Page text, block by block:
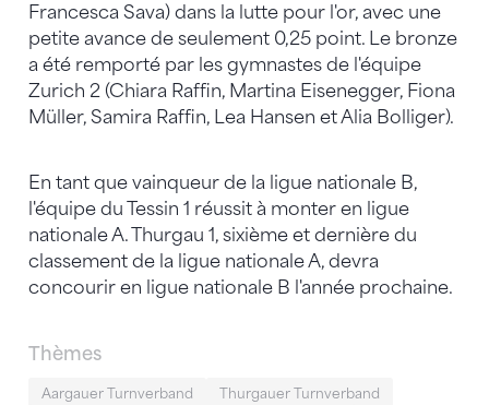
Francesca Sava) dans la lutte pour l'or, avec une
petite avance de seulement 0,25 point. Le bronze
a été remporté par les gymnastes de l'équipe
Zurich 2 (Chiara Raffin, Martina Eisenegger, Fiona
Müller, Samira Raffin, Lea Hansen et Alia Bolliger).
En tant que vainqueur de la ligue nationale B,
l'équipe du Tessin 1 réussit à monter en ligue
nationale A. Thurgau 1, sixième et dernière du
classement de la ligue nationale A, devra
concourir en ligue nationale B l'année prochaine.
Thèmes
Aargauer Turnverband
Thurgauer Turnverband